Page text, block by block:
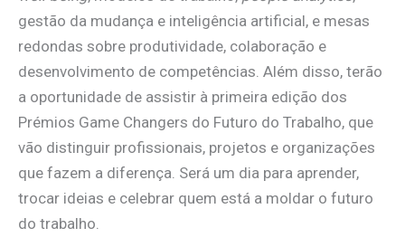
gestão da mudança e inteligência artificial, e mesas
redondas sobre produtividade, colaboração e
desenvolvimento de competências. Além disso, terão
a oportunidade de assistir à primeira edição dos
Prémios Game Changers do Futuro do Trabalho, que
vão distinguir profissionais, projetos e organizações
que fazem a diferença. Será um dia para aprender,
trocar ideias e celebrar quem está a moldar o futuro
do trabalho.